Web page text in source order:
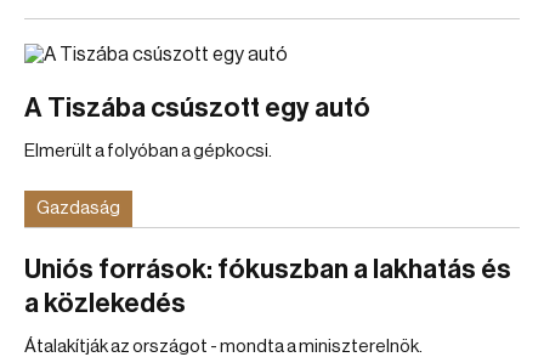
A Tiszába csúszott egy autó
Elmerült a folyóban a gépkocsi.
Gazdaság
Uniós források: fókuszban a lakhatás és
a közlekedés
Átalakítják az országot - mondta a miniszterelnök.